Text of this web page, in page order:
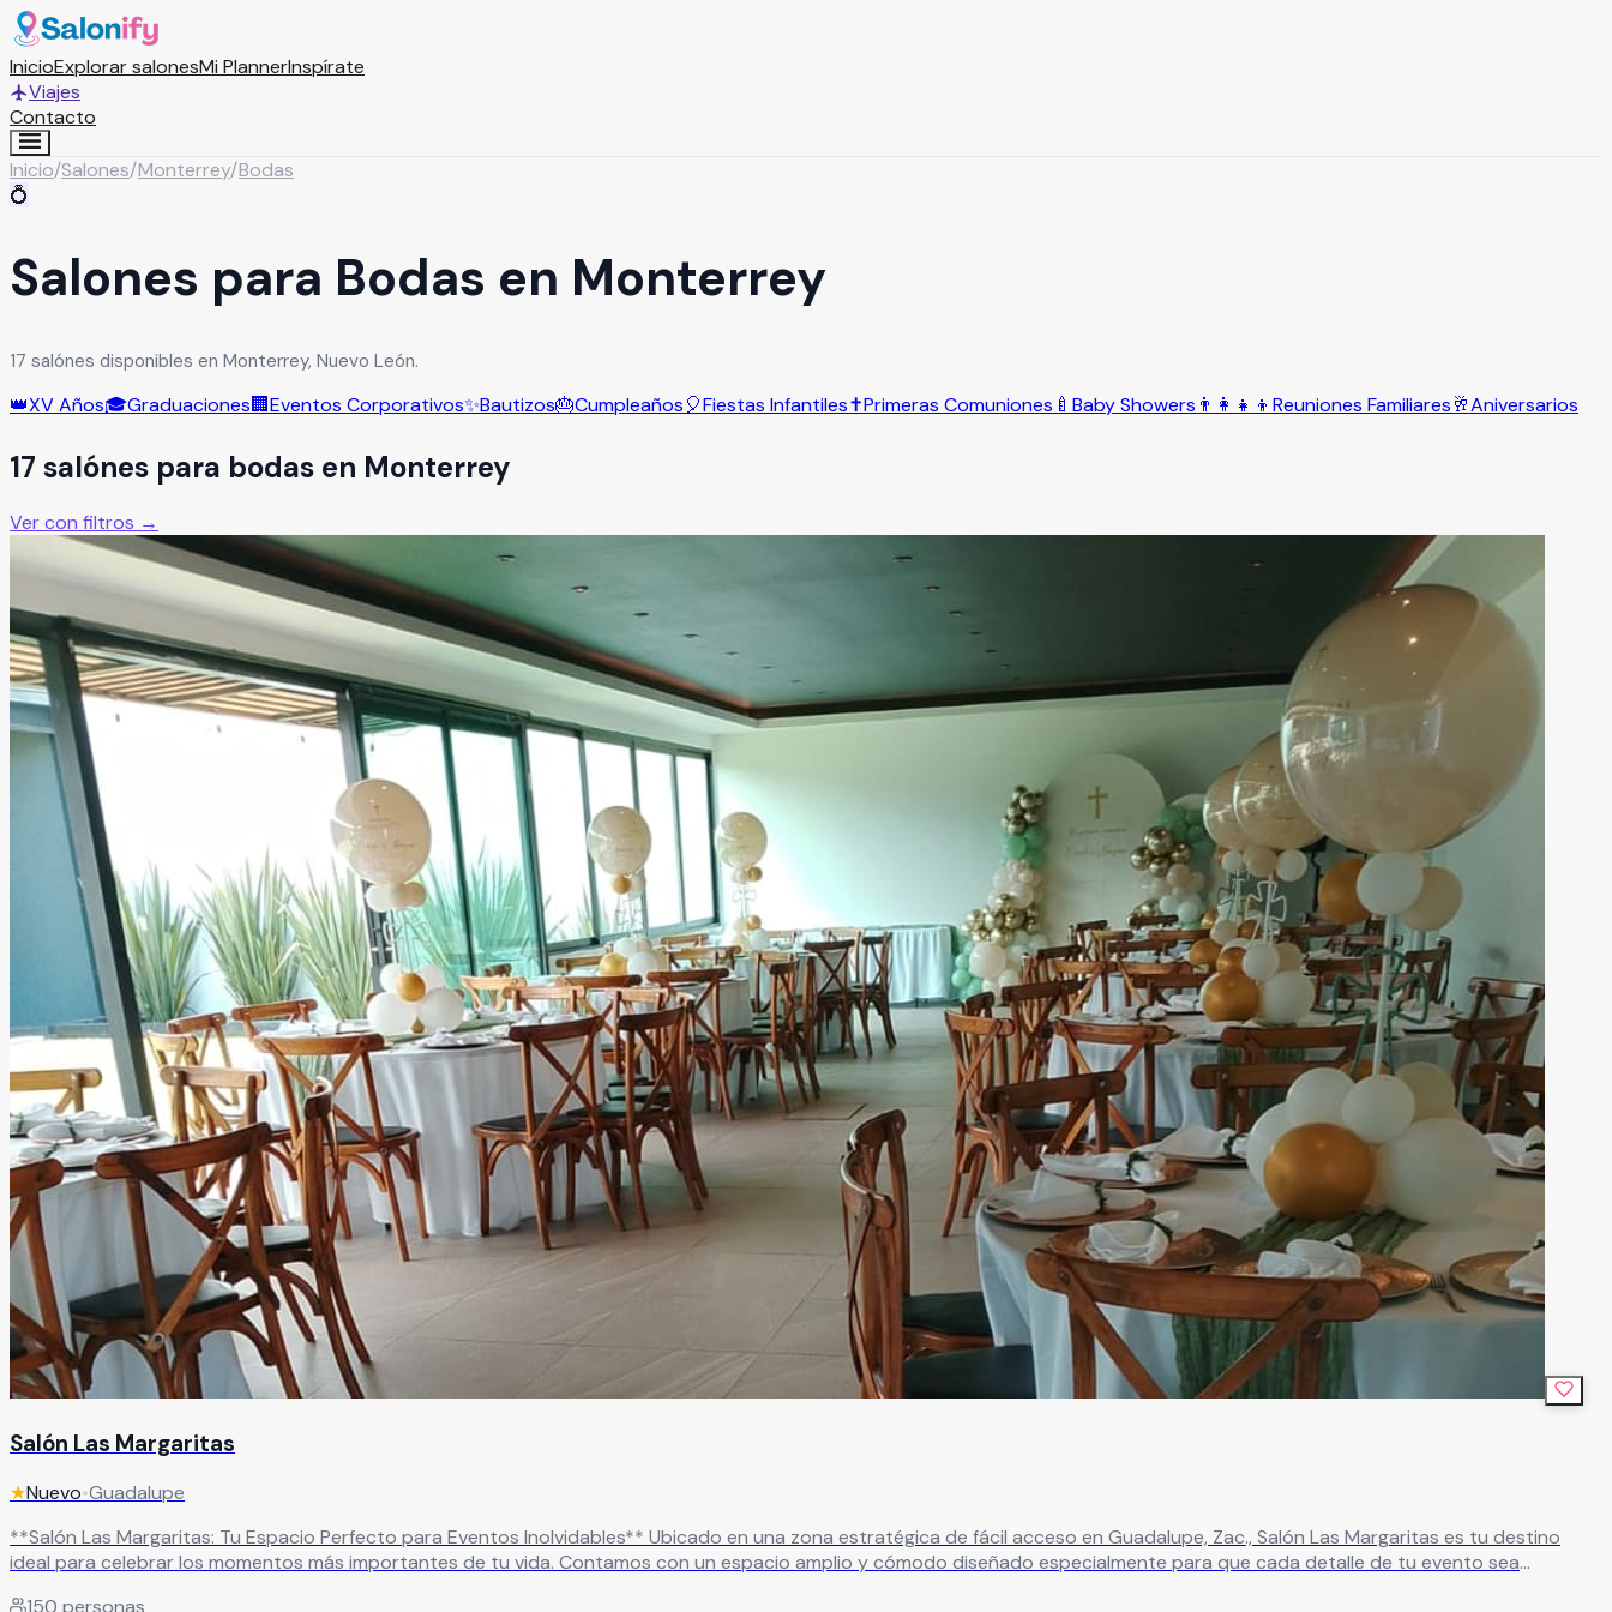
InicioExplorar salonesMi PlannerInspírate
Viajes
Contacto
Inicio/Salones/Monterrey/Bodas
💍
Salones para Bodas en Monterrey
17 salónes disponibles en Monterrey, Nuevo León.
👑XV Años🎓Graduaciones🏢Eventos Corporativos✨Bautizos🎂Cumpleaños🎈Fiestas Infantiles✝️Primeras Comuniones 🍼 Baby Showers 👨‍👩‍👧‍👦 Reuniones Familiares🥂Aniversarios
17 salónes para bodas en Monterrey
Ver con filtros →
Salón Las Margaritas
★Nuevo•Guadalupe
**Salón Las Margaritas: Tu Espacio Perfecto para Eventos Inolvidables** Ubicado en una zona estratégica de fácil acceso en Guadalupe, Zac., Salón Las Margaritas es tu destino
ideal para celebrar los momentos más importantes de tu vida. Contamos con un espacio amplio y cómodo diseñado especialmente para que cada detalle de tu evento sea